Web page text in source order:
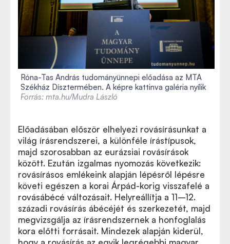
Róna-Tas András tudományünnepi előadása az MTA
Székház Dísztermében. A képre kattinva galéria nyílik
Forrás: mta.hu/Mudra László
Előadásában először elhelyezi rovásírásunkat a
világ írásrendszerei, a különféle írástípusok,
majd szorosabban az eurázsiai rovásírások
között. Ezután izgalmas nyomozás következik:
rovásírásos emlékeink alapján lépésről lépésre
követi egészen a korai Árpád-korig visszafelé a
rovásábécé változásait. Helyreállítja a 11–12.
századi rovásírás ábécéjét és szerkezetét, majd
megvizsgálja az írásrendszernek a honfoglalás
kora előtti forrásait. Mindezek alapján kiderül,